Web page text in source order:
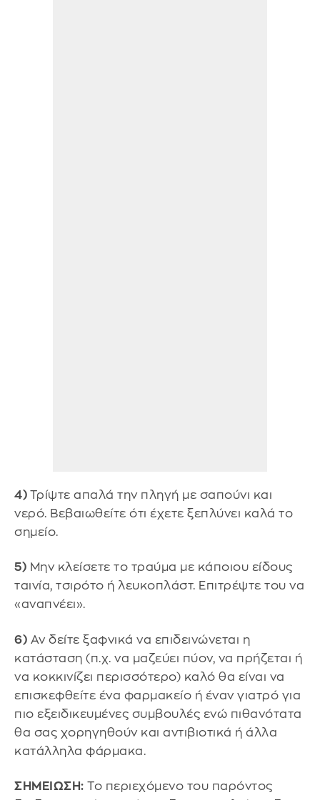
4) Τρίψτε απαλά την πληγή με σαπούνι και
νερό. Βεβαιωθείτε ότι έχετε ξεπλύνει καλά το
σημείο.
5) Μην κλείσετε το τραύμα με κάποιου είδους
ταινία, τσιρότο ή λευκοπλάστ. Επιτρέψτε του να
«αναπνέει».
6) Αν δείτε ξαφνικά να επιδεινώνεται η
κατάσταση (π.χ. να μαζεύει πύον, να πρήζεται ή
να κοκκινίζει περισσότερο) καλό θα είναι να
επισκεφθείτε ένα φαρμακείο ή έναν γιατρό για
πιο εξειδικευμένες συμβουλές ενώ πιθανότατα
θα σας χορηγηθούν και αντιβιοτικά ή άλλα
κατάλληλα φάρμακα.
ΣΗΜΕΙΩΣΗ: Το περιεχόμενο του παρόντος